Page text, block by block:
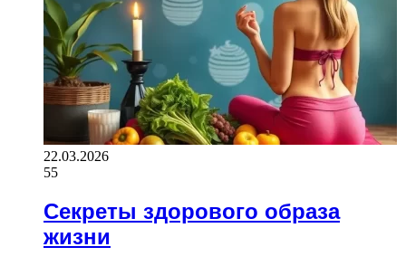
22.03.2026
55
Секреты здорового образа
жизни